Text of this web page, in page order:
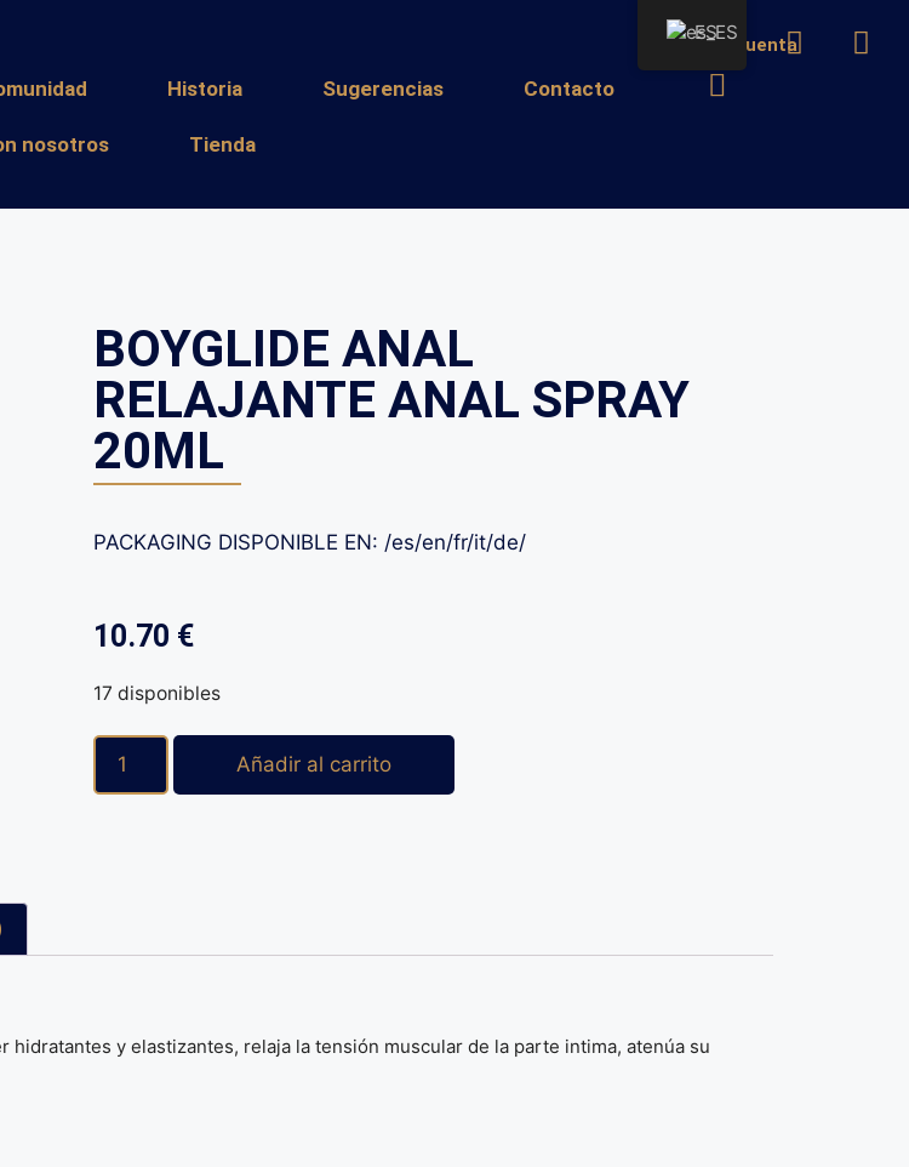
Mi cuenta
Historia Sugerencias Contacto
nosotros Tienda
BOYGLIDE ANAL
RELAJANTE ANAL SPRAY
20ML
PACKAGING DISPONIBLE EN: /es/en/fr/it/de/
10.70 €
17 disponibles
Añadir al carrito
y elastizantes, relaja la tensión muscular de la parte intima, atenúa su
ES